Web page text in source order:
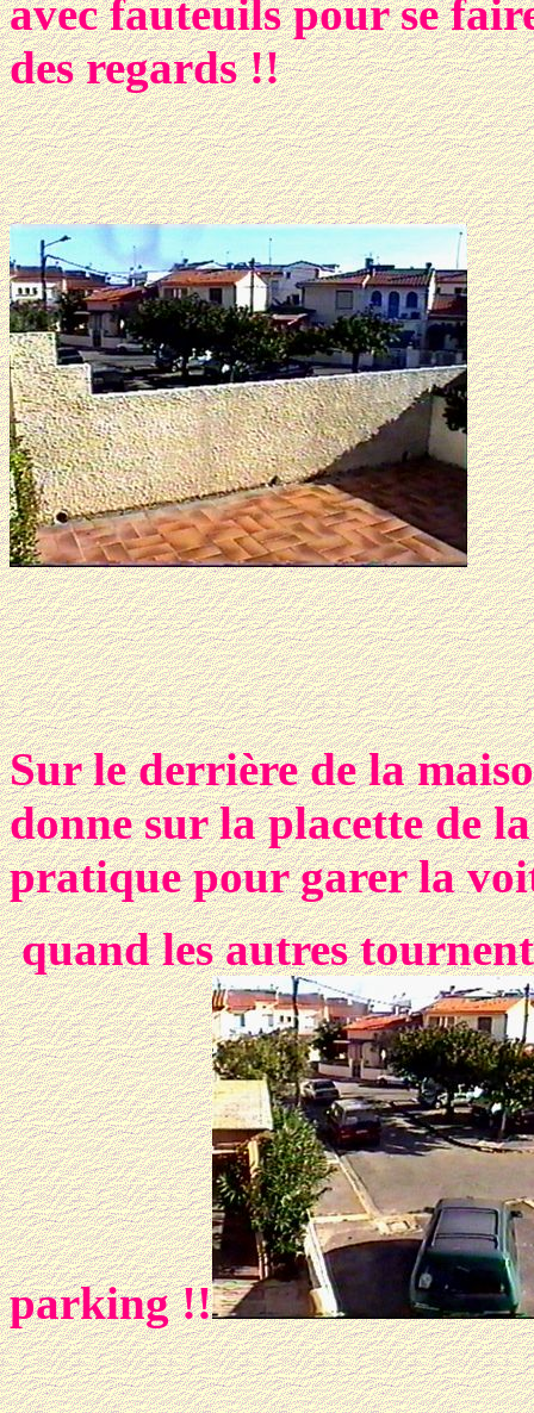
avec fauteuils pour se
des regards !!
Sur le derrière de la
donne sur la placette de
pratique pour garer la
quandles autres
parking !!